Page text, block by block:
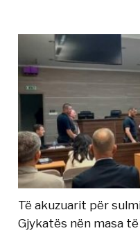
Të akuzuarit për
Gjykatës nën masa